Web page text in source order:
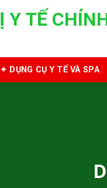
✦ DỤNG CỤ Y TẾ VÀ SPA